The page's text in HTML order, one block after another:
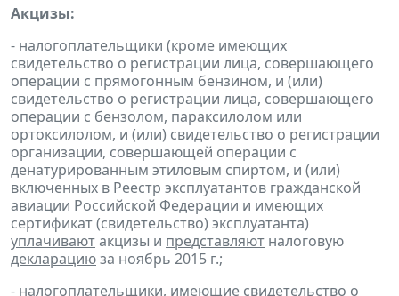
Акцизы:
- налогоплательщики (кроме имеющих
свидетельство о регистрации лица, совершающего
операции с прямогонным бензином, и (или)
свидетельство о регистрации лица, совершающего
операции с бензолом, параксилолом или
ортоксилолом, и (или) свидетельство о регистрации
организации, совершающей операции с
денатурированным этиловым спиртом, и (или)
включенных в Реестр эксплуатантов гражданской
авиации Российской Федерации и имеющих
сертификат (свидетельство) эксплуатанта)
уплачиваютакцизы и представляют налоговую
декларациюза ноябрь 2015 г.;
- налогоплательщики, имеющие свидетельство о